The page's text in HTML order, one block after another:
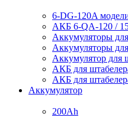
6-DG-120A
АКБ 6-QA-120 /
Аккумуляторы
Аккумуляторы
Аккумулятор для
АКБ для
АКБ для
Аккумулятор
200Ah